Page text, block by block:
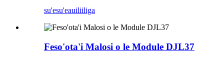
su'esu'eauiliiliga
Feso'ota'i Malosi o le Module DJL37